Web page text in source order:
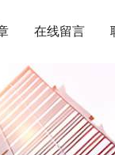
在线留言